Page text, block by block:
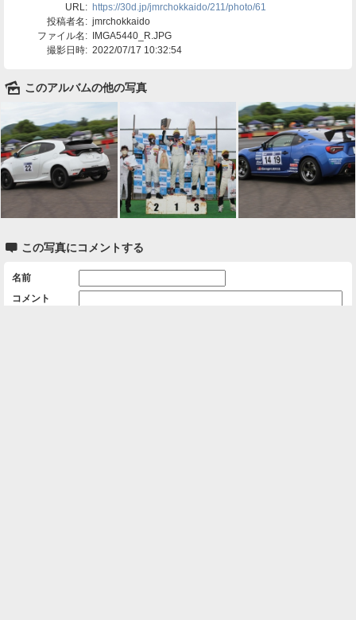
URL: https://30d.jp/jmrchokkaido/211/photo/61
投稿者名: jmrchokkaido
ファイル名: IMGA5440_R.JPG
撮影日時: 2022/07/17 10:32:54
🌄 このアルバムの他の写真
 この写真にコメントする
名前
コメント